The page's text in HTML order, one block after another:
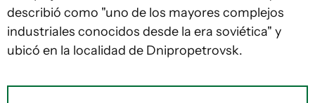
describió como "uno de los mayores complejos
industriales conocidos desde la era soviética" y
ubicó en la localidad de Dnipropetrovsk.